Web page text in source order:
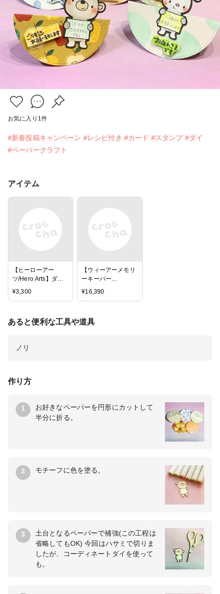
お気に入り 1 件
#新春投稿キャンペーン #レシピ付き #カード #スタンプ #ダイ
#ペーパークラフト
アイテム
【ヒーローアー
ツ/Hero Arts】ダイ -
Circle Infinity
¥3,300
【ウィーアーメモリ
ーキーパー
ス/WRMK】ダイカッ
トマシン - エボリュ
¥16,390
作り方
1
お好きなペーパーを円形にカットして
半分に折る。
2 モチーフに色を塗る。
3
土台となるペーパーで補強(この工程は
省略してもOK) 今回はハサミで切りま
したが、コーディネートダイを使って
も。
あると便利な工具や道具
ノリ